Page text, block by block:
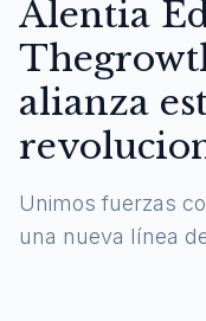
Alentia
alianza
Unimos fuerzas
una nueva línea